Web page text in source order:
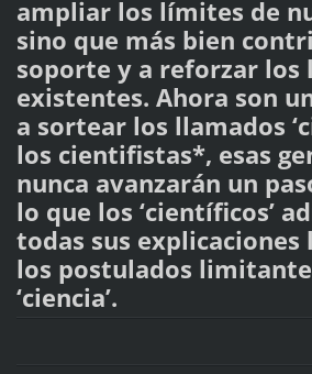
ampliar los límites de
sino que más bien
soporte y a reforzar los
existentes. Ahora son
a sortear los llamados
los cientifistas*, esas
nunca avanzarán un
lo que los ‘científicos’
todas sus explicaciones
los postulados
‘ciencia’.